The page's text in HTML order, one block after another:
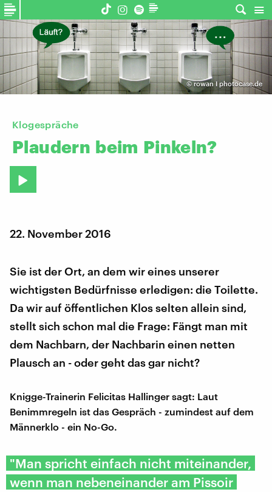
©rowan I photocase.de
Klogespräche
Plaudern beim Pinkeln?
22. November 2016
Sie ist der Ort, an dem wir eines unserer
wichtigsten Bedürfnisse erledigen: die Toilette.
Da wir auf öffentlichen Klos selten allein sind,
stellt sich schon mal die Frage: Fängt man mit
dem Nachbarn, der Nachbarin einen netten
Plausch an - oder geht das gar nicht?
Knigge-Trainerin Felicitas Hallinger sagt: Laut
Benimmregeln ist das Gespräch - zumindest auf dem
Männerklo - ein No-Go.
"Man spricht einfach nicht miteinander,
wenn man nebeneinander am Pissoir